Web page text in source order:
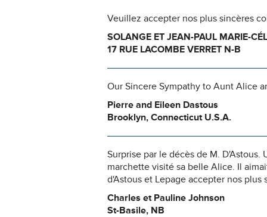
Veuillez accepter nos plus sincères
SOLANGE ET JEAN-PAUL MARIE-
17 RUE LACOMBE VERRET N-B
Our Sincere Sympathy to Aunt Alice
Pierre and Eileen Dastous
Brooklyn, Connecticut U.S.A.
Surprise par le décès de M.
marchette visité sa belle Alice. Il
d'Astous et Lepage accepter nos plus
Charles et Pauline Johnson
St-Basile, NB